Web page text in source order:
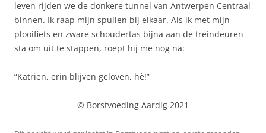
leven rijden we de donkere tunnel van Antwerpen Centraal
binnen. Ik raap mijn spullen bij elkaar. Als ik met mijn
plooifiets en zware schoudertas bijna aan de treindeuren
sta om uit te stappen, roept hij me nog na:
“Katrien, erin blijven geloven, hè!”
© Borstvoeding Aardig 2021